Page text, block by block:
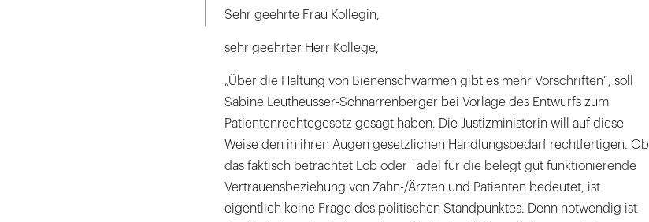
Sehr geehrte Frau Kollegin,
sehr geehrter Herr Kollege,
„Über die Haltung von Bienenschwärmen gibt es mehr Vorschriften“, soll
Sabine Leutheusser-Schnarrenberger bei Vorlage des Entwurfs zum
Patientenrechtegesetz gesagt haben. Die Justizministerin will auf diese
Weise den in ihren Augen gesetzlichen Handlungsbedarf rechtfertigen. Ob
das faktisch betrachtet Lob oder Tadel für die belegt gut funktionierende
Vertrauensbeziehung von Zahn-/Ärzten und Patienten bedeutet, ist
eigentlich keine Frage des politischen Standpunktes. Denn notwendig ist